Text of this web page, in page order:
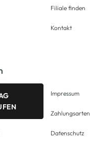
Filiale finden
Kontakt
Impressum
Zahlungsarten
Datenschutz